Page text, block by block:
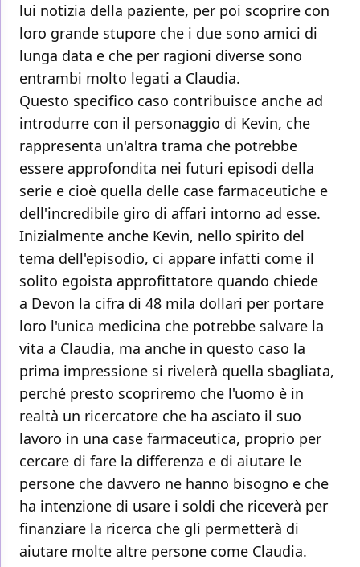
lui notizia della paziente, per poi scoprire con
loro grande stupore che i due sono amici di
lunga data e che per ragioni diverse sono
entrambi molto legati a Claudia.
Questo specifico caso contribuisce anche ad
introdurre con il personaggio di Kevin, che
rappresenta un'altra trama che potrebbe
essere approfondita nei futuri episodi della
serie e cioè quella delle case farmaceutiche e
dell'incredibile giro di affari intorno ad esse.
Inizialmente anche Kevin, nello spirito del
tema dell'episodio, ci appare infatti come il
solito egoista approfittatore quando chiede
a Devon la cifra di 48 mila dollari per portare
loro l'unica medicina che potrebbe salvare la
vita a Claudia, ma anche in questo caso la
prima impressione si rivelerà quella sbagliata,
perché presto scopriremo che l'uomo è in
realtà un ricercatore che ha asciato il suo
lavoro in una case farmaceutica, proprio per
cercare di fare la differenza e di aiutare le
persone che davvero ne hanno bisogno e che
ha intenzione di usare i soldi che riceverà per
finanziare la ricerca che gli permetterà di
aiutare molte altre persone come Claudia.